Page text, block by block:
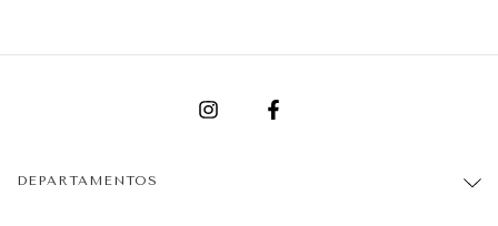
DEPARTAMENTOS